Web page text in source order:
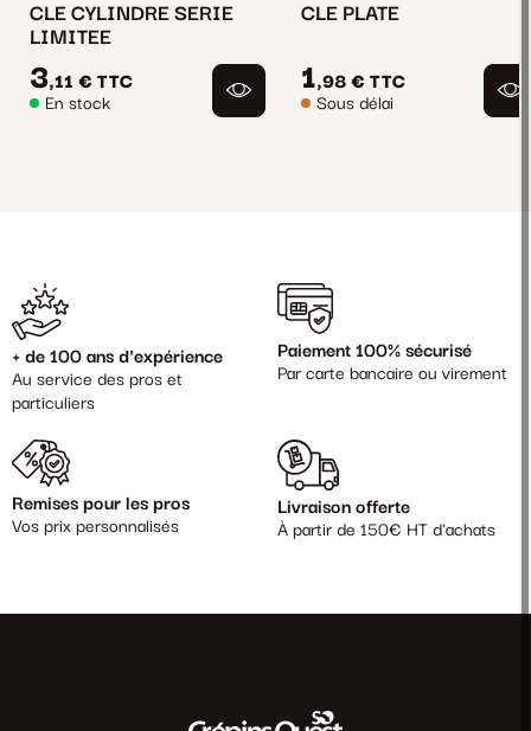
CLE CYLINDRE SERIE
LIMITEE
3,11 € TTC
En stock
CLE PLATE
1,98 € TTC
Sous délai
+ de 100 ans d'expérience
Au service des pros et
particuliers
Paiement 100% sécurisé
Par carte bancaire ou virement
Remises pour les pros
Vos prix personnalisés
Livraison offerte
À partir de 150€ HT d'achats